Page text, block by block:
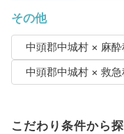
その他
中頭郡中城村 × 麻酔
中頭郡中城村 × 救急
こだわり条件から